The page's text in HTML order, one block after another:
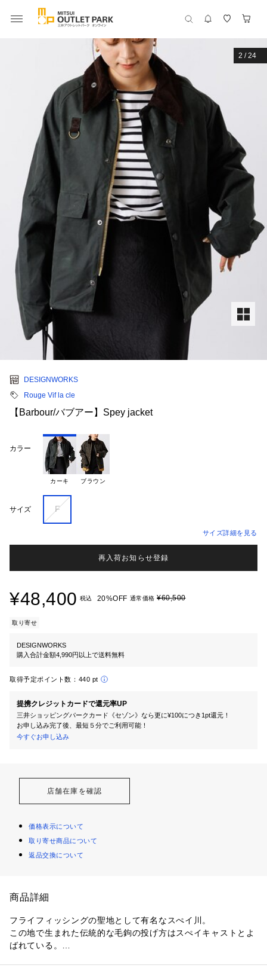
2 /24
DESIGNWORKS
Rouge Vif la cle
【Barbour/バブアー】Spey jacket
カラー
カーキ ブラウン
サイズ F
サイズ詳細を見る
再入荷お知らせ登録
¥48,400 税込 20%OFF 通常価格 ¥60,500
取り寄せ
DESIGNWORKS
購入合計金額4,990円以上で送料無料
取得予定ポイント数： 440 pt
提携クレジットカードで還元率UP
三井ショッピングパークカード《セゾン》なら更に¥100につき1pt還元！
お申し込み完了後、最短５分でご利用可能！
今すぐお申し込み
店舗在庫を確認
価格表示について
取り寄せ商品について
返品交換について
商品詳細
フライフィッシングの聖地として有名なスぺイ川。
この地で生まれた伝統的な毛鉤の投げ方はスぺイキャストとよ
ばれている。